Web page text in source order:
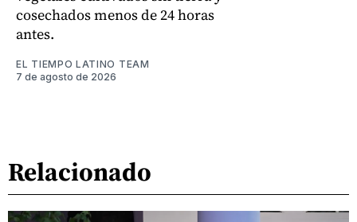
cosechados menos de 24 horas
antes.
EL TIEMPO LATINO TEAM
7 de agosto de 2026
Relacionado